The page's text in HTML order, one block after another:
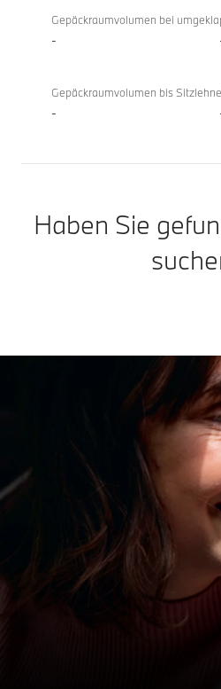
Gepäckraumvolumen bei
-
Gepäckraumvolumen bis
-
Haben Sie